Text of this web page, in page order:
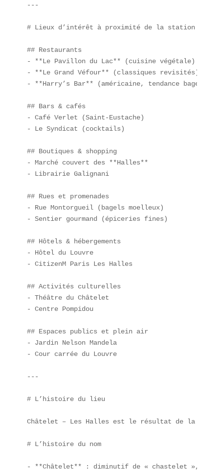
---
# Lieux d’intérêt à proximité de la station
## Restaurants
- **Le Pavillon du Lac** (cuisine végétale)
- **Le Grand Véfour** (classiques revisités)
- **Harry’s Bar** (américaine, tendance bagels)
## Bars & cafés
- Café Verlet (Saint-Eustache)
- Le Syndicat (cocktails)
## Boutiques & shopping
- Marché couvert des **Halles**
- Librairie Galignani
## Rues et promenades
- Rue Montorgueil (bagels moelleux)
- Sentier gourmand (épiceries fines)
## Hôtels & hébergements
- Hôtel du Louvre
- CitizenM Paris Les Halles
## Activités culturelles
- Théâtre du Châtelet
- Centre Pompidou
## Espaces publics et plein air
- Jardin Nelson Mandela
- Cour carrée du Louvre
---
# L’histoire du lieu
Châtelet – Les Halles est le résultat de la
# L’histoire du nom
- **Châtelet** : diminutif de « chastelet »,